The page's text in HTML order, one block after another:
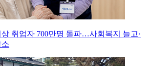
상 취업자 700만명 돌파…사회복지 늘고·